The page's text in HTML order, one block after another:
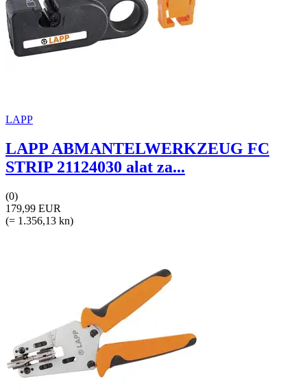
LAPP
LAPP ABMANTELWERKZEUG FC
STRIP 21124030 alat za...
(0)
179,99 EUR
(= 1.356,13 kn)